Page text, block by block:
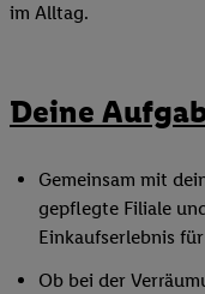
im Alltag.
Deine
Gemeinsam mit
gepflegte Filiale
Einkaufserlebnis
Ob bei der